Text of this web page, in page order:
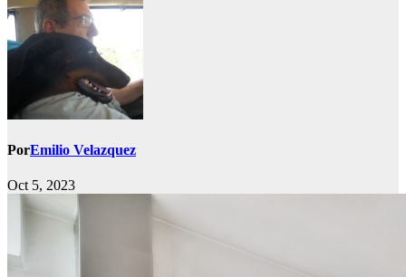
PorEmilio Velazquez
Oct 5, 2023